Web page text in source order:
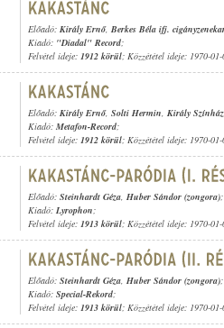
Előadó: Király Ernő, Berkes Béla ifj.
Kiadó: "Diadal" Record;
Felvétel ideje: 1912 körül; Közzététel ideje: 1970-01-
Előadó: Király Ernő, Solti Hermin, Király
Kiadó: Metafon-Record;
Felvétel ideje: 1912 körül; Közzététel ideje: 1970-01-
Előadó: Steinhardt Géza, Huber Sándor (zongora);
Kiadó: Lyrophon;
Felvétel ideje: 1913 körül; Közzététel ideje: 1970-01-
Előadó: Steinhardt Géza, Huber Sándor (zongora);
Kiadó: Special-Rekord;
Felvétel ideje: 1913 körül; Közzététel ideje: 1970-01-